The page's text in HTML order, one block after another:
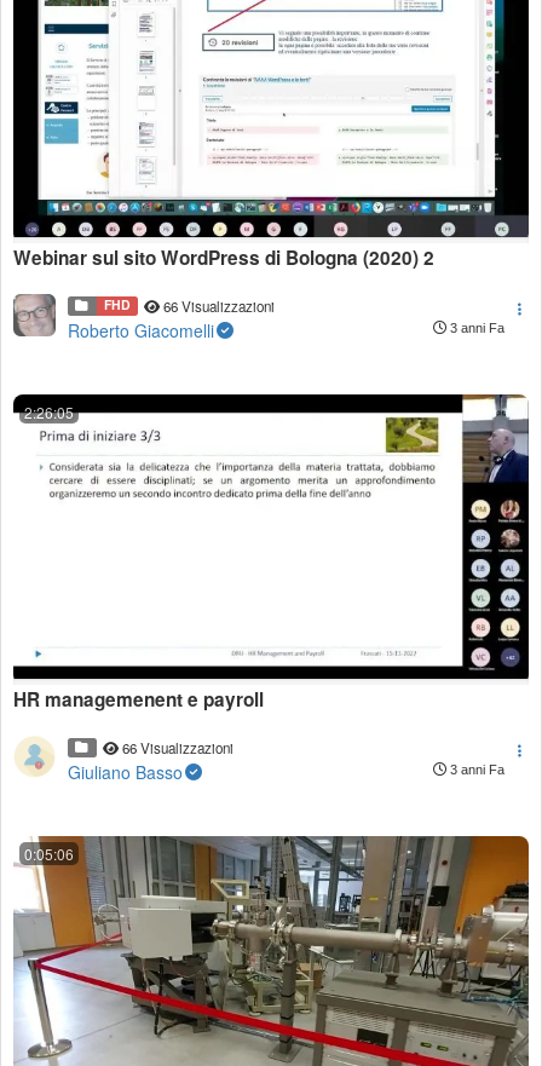
Webinar sul sito WordPress di Bologna (2020) 2
FHD 66 Visualizzazioni
Roberto Giacomelli 3 anni Fa
2:26:05
HR managemenent e payroll
66 Visualizzazioni
Giuliano Basso 3 anni Fa
0:05:06